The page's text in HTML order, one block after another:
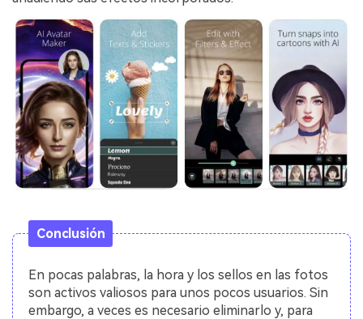
Conclusión
En pocas palabras, la hora y los sellos en las fotos
son activos valiosos para unos pocos usuarios. Sin
embargo, a veces es necesario eliminarlo y, para